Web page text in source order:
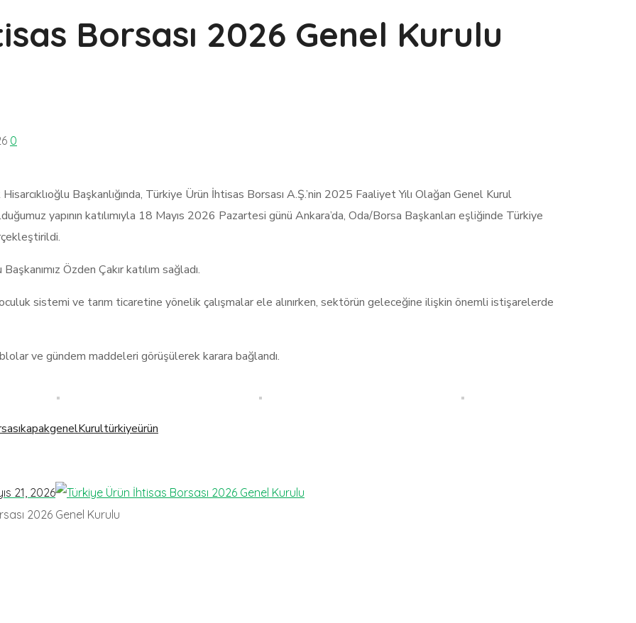
Borsası 2026 Genel Kurulu
0
Başkanlığında, Türkiye Ürün İhtisas Borsası A.Ş.’nin 2025 Faaliyet Yılı Olağan Genel Kurul
yapının katılımıyla 18 Mayıs 2026 Pazartesi günü Ankara’da, Oda/Borsa Başkanları eşliğinde Türkiye
Özden Çakır katılım sağladı.
sistemi ve tarım ticaretine yönelik çalışmalar ele alınırken, sektörün geleceğine ilişkin önemli istişarelerde
ve gündem maddeleri görüşülerek karara bağlandı.
kapakgenelKurultürkiyeürün
21, 2026